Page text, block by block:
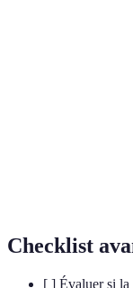
Checklist
[ ] Évaluer si la